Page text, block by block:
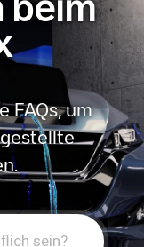
beim
FAQs, um